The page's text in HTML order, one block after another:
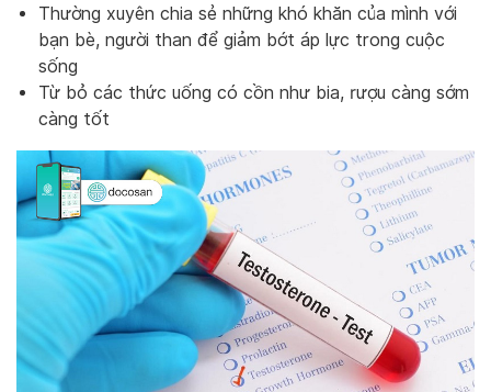
Thường xuyên chia sẻ những khó khăn của mình với
bạn bè, người than để giảm bớt áp lực trong cuộc
sống
Từ bỏ các thức uống có cồn như bia, rượu càng sớm
càng tốt